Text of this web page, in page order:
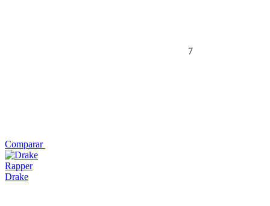
7
Comparar
Rapper
Drake